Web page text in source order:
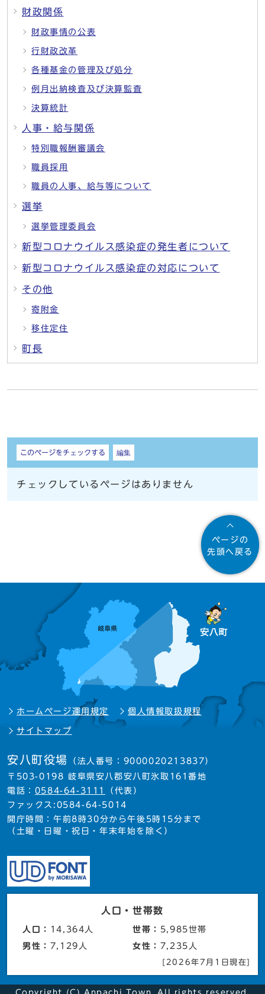
財政関係
財政事情の公表
行財政改革
各種基金の管理及び処分
例月出納検査及び決算監査
決算統計
人事・給与関係
特別職報酬審議会
職員採用
職員の人事、給与等について
選挙
選挙管理委員会
新型コロナウイルス感染症の発生者について
新型コロナウイルス感染症の対応について
その他
寄附金
移住定住
町長
しおり
このページをチェックする 編集
チェックしているページはありません
ページの
先頭へ戻る
ホームページ運用規定 個人情報取扱規程
サイトマップ
安八町役場 （法人番号：9000020213837）
〒503-0198 岐阜県安八郡安八町氷取161番地
電話： 0584-64-3111
（代表）
ファックス:0584-64-5014
開庁時間：午前8時30分から午後5時15分まで
（土曜・日曜・祝日・年末年始を除く）
人口・世帯数
人口： 14,364人 世帯： 5,985世帯
男性： 7,129人 女性： 7,235人
[2026年7月1日現在]
Copyright (C) Anpachi Town. All rights reserved.